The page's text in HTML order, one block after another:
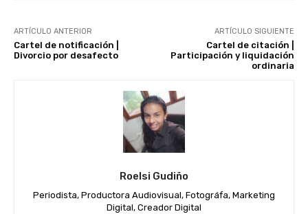
ARTÍCULO ANTERIOR
Cartel de notificación |
Divorcio por desafecto
ARTÍCULO SIGUIENTE
Cartel de citación |
Participación y liquidación
ordinaria
Roelsi Gudiño
Periodista, Productora Audiovisual, Fotográfa, Marketing
Digital, Creador Digital